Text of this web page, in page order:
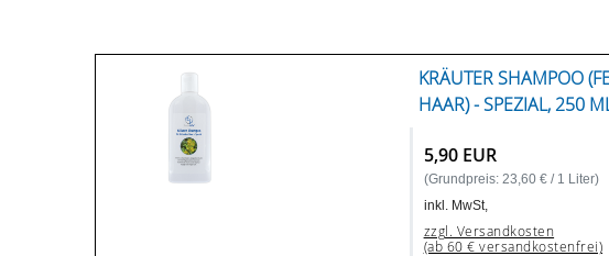
KRÄUTER SHAMPOO
HAAR) - SPEZIAL, 250
5,90 EUR
(Grundpreis: 23,60 € / 1 Liter)
inkl. MwSt,
zzgl. Versandkosten
(ab 60 € versandkostenfrei)